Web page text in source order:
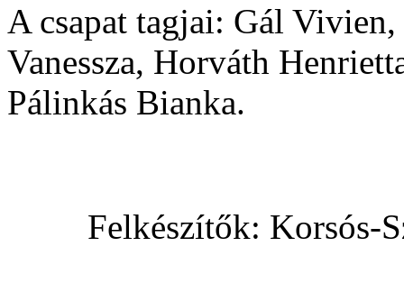
A csapat tagjai: Gál
Vanessza, Horváth
Pálinkás Bianka.
Felkészítők: Korsós-